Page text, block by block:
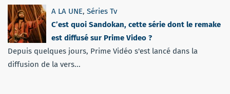
A LA UNE, Séries Tv
C’est quoi Sandokan, cette série dont le remake
est diffusé sur Prime Video ?
Depuis quelques jours, Prime Vidéo s'est lancé dans la
diffusion de la vers...